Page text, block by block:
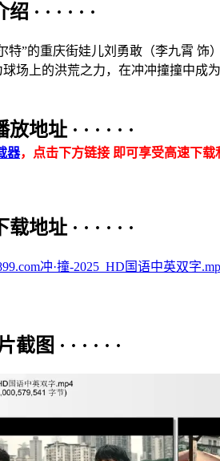
· · · · · ·
”的重庆街娃儿刘勇敢（李九霄 饰
场上的洪荒之力，在冲冲撞撞中成
地址 · · · · · ·
器，点击下方链接 即可享受高速下
地址 · · · · · ·
冲·撞-2025_HD国语中英双字
图 · · · · · ·